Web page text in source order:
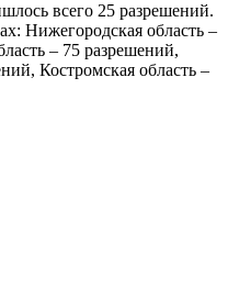
всего 25 разрешений.
Нижегородская область –
– 75 разрешений,
Костромская область –